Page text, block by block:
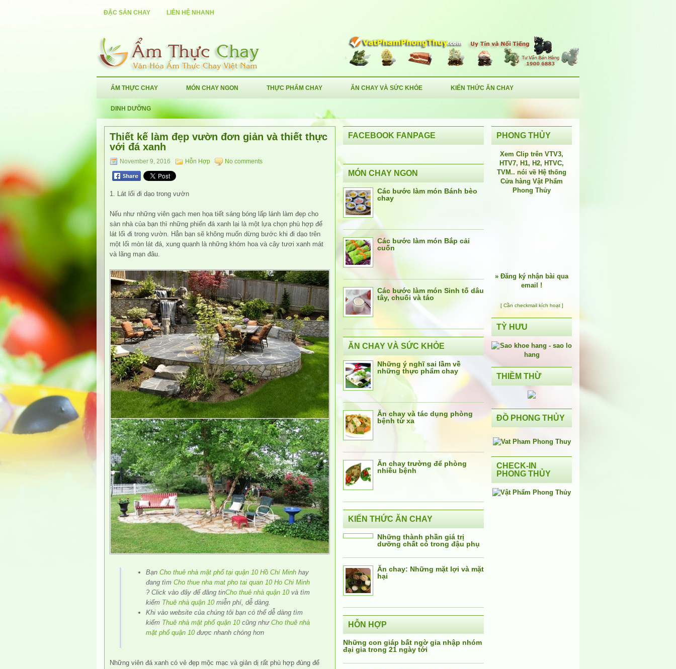
ĐẶC SẢN CHAY LIÊN HỆ NHANH
ẨM THỰC CHAY MÓN CHAY NGON THỰC PHẨM CHAY ĂN CHAY VÀ SỨC KHỎE KIẾN THỨC ĂN CHAY
DINH DƯỠNG
Thiết kế làm đẹp vườn đơn giản và thiết thực
với đá xanh
November 9, 2016 Hỗn Hợp No comments
1. Lát lối đi dạo trong vườn
Nếu như những viên gạch men họa tiết sáng bóng lấp lánh làm đẹp cho
sàn nhà của bạn thì những phiến đá xanh lại là một lựa chọn phù hợp để
lát lối đi trong vườn. Hẳn bạn sẽ không muốn dừng bước khi đi dạo trên
một lối mòn lát đá, xung quanh là những khóm hoa và cây tươi xanh mát
và lãng mạn đâu.
Bạn Cho thuê nhà mặt phố tại quận 10 Hồ Chí Minh hay
đang tìm Cho thue nha mat pho tai quan 10 Ho Chi Minh
? Click vào đây để đăng tinCho thuê nhà quận 10 và tìm
kiếm Thuê nhà quận 10 miễn phí, dễ dàng.
Khi vào website của chúng tôi bạn có thể dễ dàng tìm
kiếm Thuê nhà mặt phố quận 10 cũng như Cho thuê nhà
mặt phố quận 10 được nhanh chóng hơn
Những viên đá xanh có vẻ đẹp mộc mạc và giản dị rất phù hợp đùng để
FACEBOOK FANPAGE
MÓN CHAY NGON
Các bước làm món Bánh bèo
chay
Các bước làm món Bắp cải
cuốn
Các bước làm món Sinh tố dâu
tây, chuối và táo
ĂN CHAY VÀ SỨC KHỎE
Những ý nghĩ sai lầm về
những thực phẩm chay
Ăn chay và tác dụng phòng
bệnh từ xa
Ăn chay trường để phòng
nhiều bệnh
KIẾN THỨC ĂN CHAY
Những thành phần giá trị
dưỡng chất có trong đậu phụ
Ăn chay: Những mặt lợi và mặt
hại
HỖN HỢP
Những con giáp bất ngờ gia nhập nhóm
đại gia trong 21 ngày tới
PHONG THỦY
Xem Clip trên VTV3,
HTV7, H1, H2, HTVC,
TVM.. nói về Hệ thống
Cửa hàng Vật Phẩm
Phong Thủy
» Đăng ký nhận bài qua
email !
[ Cần checkmail kích hoạt ]
TỲ HƯU
THIỀM THỪ
ĐỒ PHONG THỦY
CHECK-IN
PHONG THỦY